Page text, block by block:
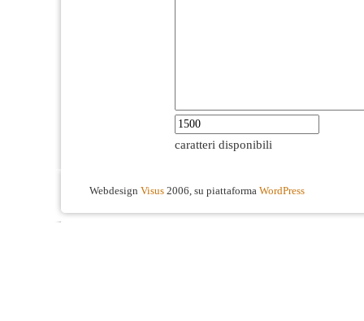
caratteri disponibili
Webdesign Visus 2006, su piattaforma WordPress